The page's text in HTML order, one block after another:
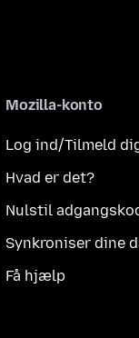
Mozilla-konto
Log ind/Tilmeld
Hvad er det?
Nulstil
Synkroniser dine
Få hjælp